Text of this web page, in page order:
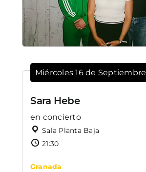
Miércoles 16 de Septiembre
Sara Hebe
en concierto
Sala Planta Baja
21:30
Granada